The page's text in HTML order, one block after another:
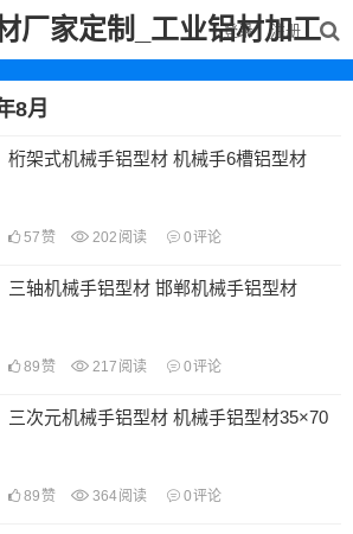
厂家定制_工业铝材加工
登录 注册
8月
桁架式机械手铝型材 机械手6槽铝型材
57 赞 202 阅读 0评论
三轴机械手铝型材 邯郸机械手铝型材
89 赞 217 阅读 0评论
三次元机械手铝型材 机械手铝型材35×70
89 赞 364阅读 0评论